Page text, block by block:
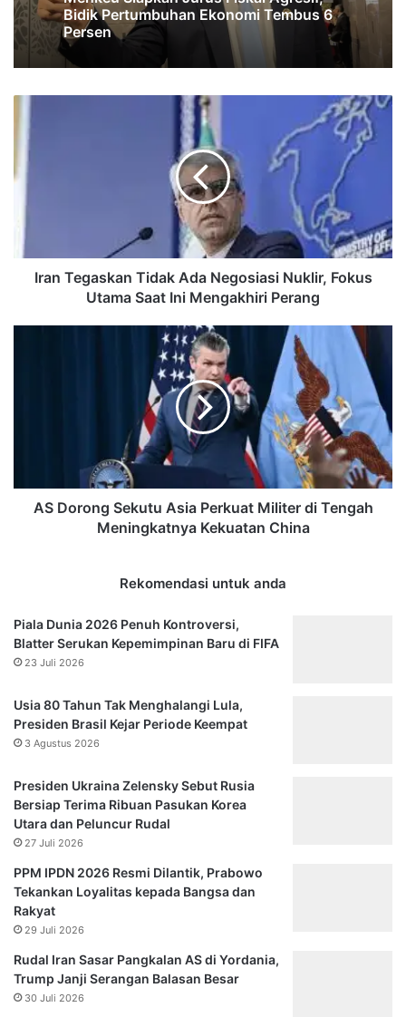
Bidik Pertumbuhan Ekonomi Tembus 6
Persen
Negosiasi
Saat
Iran Tegaskan Tidak Ada Negosiasi Nuklir, Fokus
Utama Saat Ini Mengakhiri Perang
Meningkatnya
Kekuatan
AS Dorong Sekutu Asia Perkuat Militer di Tengah
Meningkatnya Kekuatan China
Rekomendasi untuk anda
Piala Dunia 2026 Penuh Kontroversi,
Blatter Serukan Kepemimpinan Baru di FIFA
23 Juli 2026
Usia 80 Tahun Tak Menghalangi Lula,
Presiden Brasil Kejar Periode Keempat
3 Agustus 2026
Presiden Ukraina Zelensky Sebut Rusia
Bersiap Terima Ribuan Pasukan Korea
Utara dan Peluncur Rudal
27 Juli 2026
PPM IPDN 2026 Resmi Dilantik, Prabowo
Tekankan Loyalitas kepada Bangsa dan
Rakyat
29 Juli 2026
Rudal Iran Sasar Pangkalan AS di Yordania,
Trump Janji Serangan Balasan Besar
30 Juli 2026